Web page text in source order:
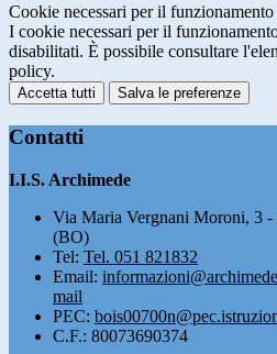
Cookie necessari per il funzionamento
I cookie necessari per il
disabilitati. È possibile consultare
policy.
Accetta tutti Salva le preferenze
Contatti
I.I.S. Archimede
Via Maria Vergnani Moroni, 3 -
(BO)
Tel: Tel. 051 821832
Email:
mail
PEC:
C.F.: 80073690374